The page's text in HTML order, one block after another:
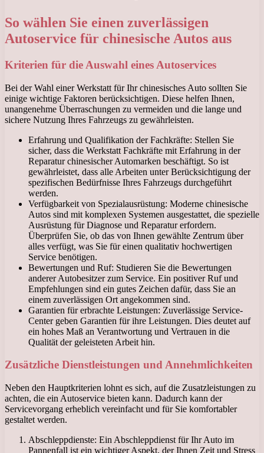
So wählen Sie einen zuverlässigen
Autoservice für chinesische Autos aus
Kriterien für die Auswahl eines Autoservices
Bei der Wahl einer Werkstatt für Ihr chinesisches Auto sollten Sie
einige wichtige Faktoren berücksichtigen. Diese helfen Ihnen,
unangenehme Überraschungen zu vermeiden und die lange und
sichere Nutzung Ihres Fahrzeugs zu gewährleisten.
Erfahrung und Qualifikation der Fachkräfte: Stellen Sie
sicher, dass die Werkstatt Fachkräfte mit Erfahrung in der
Reparatur chinesischer Automarken beschäftigt. So ist
gewährleistet, dass alle Arbeiten unter Berücksichtigung der
spezifischen Bedürfnisse Ihres Fahrzeugs durchgeführt
werden.
Verfügbarkeit von Spezialausrüstung: Moderne chinesische
Autos sind mit komplexen Systemen ausgestattet, die spezielle
Ausrüstung für Diagnose und Reparatur erfordern.
Überprüfen Sie, ob das von Ihnen gewählte Zentrum über
alles verfügt, was Sie für einen qualitativ hochwertigen
Service benötigen.
Bewertungen und Ruf: Studieren Sie die Bewertungen
anderer Autobesitzer zum Service. Ein positiver Ruf und
Empfehlungen sind ein gutes Zeichen dafür, dass Sie an
einem zuverlässigen Ort angekommen sind.
Garantien für erbrachte Leistungen: Zuverlässige Service-
Center geben Garantien für ihre Leistungen. Dies deutet auf
ein hohes Maß an Verantwortung und Vertrauen in die
Qualität der geleisteten Arbeit hin.
Zusätzliche Dienstleistungen und Annehmlichkeiten
Neben den Hauptkriterien lohnt es sich, auf die Zusatzleistungen zu
achten, die ein Autoservice bieten kann. Dadurch kann der
Servicevorgang erheblich vereinfacht und für Sie komfortabler
gestaltet werden.
Abschleppdienste: Ein Abschleppdienst für Ihr Auto im
Pannenfall ist ein wichtiger Aspekt, der Ihnen Zeit und Stress